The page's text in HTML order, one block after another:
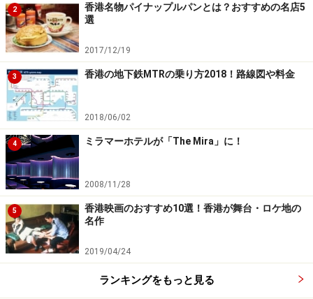
ジャンボ水上レストラン
同じ敷地内にウェスタン料理のレストランもあり
香港のランドマークとも言われているこのレストランを
訪れたお客さんの中には、エリザベス2世女王陛下やハ
リウッドの大スター、トムクルーズもいるほど！ 夜ライ
トアップされた姿は水の中、ではなく水上の竜宮城とい
った感じ。桟橋から小舟に乗って渡るので、気分はます
ます浦島太郎と乙姫様。メニューは酔っ払いエビや伊勢
エビとコニャック入りのフカヒレスープが人気。600香
港ドル以上オーダーしたら、80香港ドルまでタクシー代
を返金してくれるので、タクシーレシートはしっかりも
2
香港名物パイナップルパンとは？おすすめの名店5
選
2017/12/19
3 香港の地下鉄MTRの乗り方2018！路線図や料金
2018/06/02
4 ミラマーホテルが「The Mira」に！
2008/11/28
5
香港映画のおすすめ10選！香港が舞台・ロケ地の
名作
2019/04/24
ランキングをもっと見る